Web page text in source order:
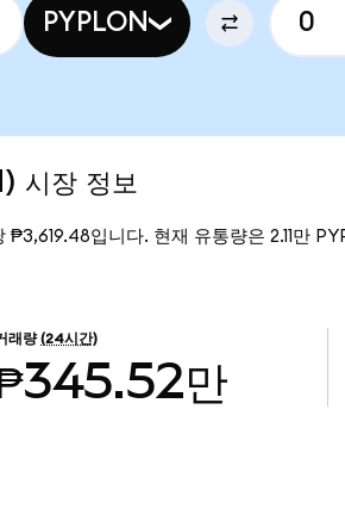
PYPLON
장 정보
입니다. 현재 유통량은 2.11만
래량 (24시간)
만